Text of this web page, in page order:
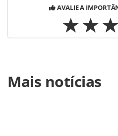
AVALIE A
https://
corp-befly-e-confianca-foram-
Mais notícias